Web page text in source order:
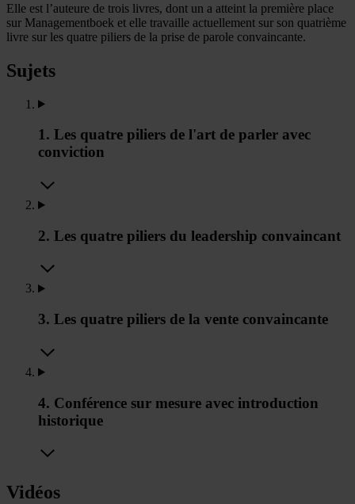
Elle est l’auteure de trois livres, dont un a atteint la première place
sur Managementboek et elle travaille actuellement sur son quatrième
livre sur les quatre piliers de la prise de parole convaincante.
Sujets
1. Les quatre piliers de l'art de parler avec
conviction
2. Les quatre piliers du leadership convaincant
3. Les quatre piliers de la vente convaincante
4. Conférence sur mesure avec introduction
historique
Vidéos